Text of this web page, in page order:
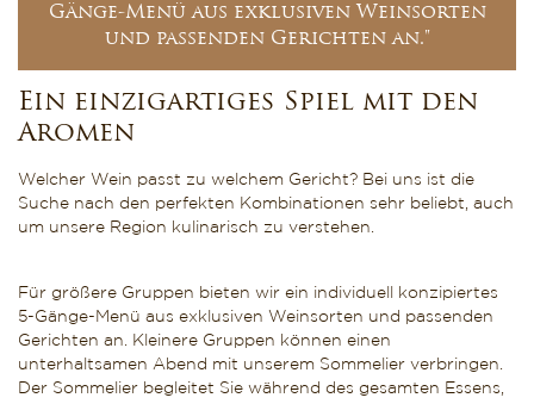
Gänge-Menü aus exklusiven Weinsorten
und passenden Gerichten an."
Ein einzigartiges Spiel mit den
Aromen
Welcher Wein passt zu welchem Gericht? Bei uns ist die
Suche nach den perfekten Kombinationen sehr beliebt, auch
um unsere Region kulinarisch zu verstehen.
Für größere Gruppen bieten wir ein individuell konzipiertes
5-Gänge-Menü aus exklusiven Weinsorten und passenden
Gerichten an. Kleinere Gruppen können einen
unterhaltsamen Abend mit unserem Sommelier verbringen.
Der Sommelier begleitet Sie während des gesamten Essens,